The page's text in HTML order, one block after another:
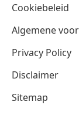
Cookiebeleid
Algemene
Privacy Policy
Disclaimer
Sitemap